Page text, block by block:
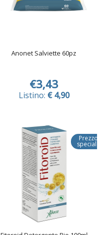
Anonet Salviette 60pz
€3,43
Listino: € 4,90
Prezzo